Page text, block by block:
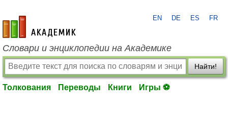
academic.ru
EN DE ES FR
Словари и энциклопедии на Академике
Найти!
Толкования Переводы Книги Игры ⚽